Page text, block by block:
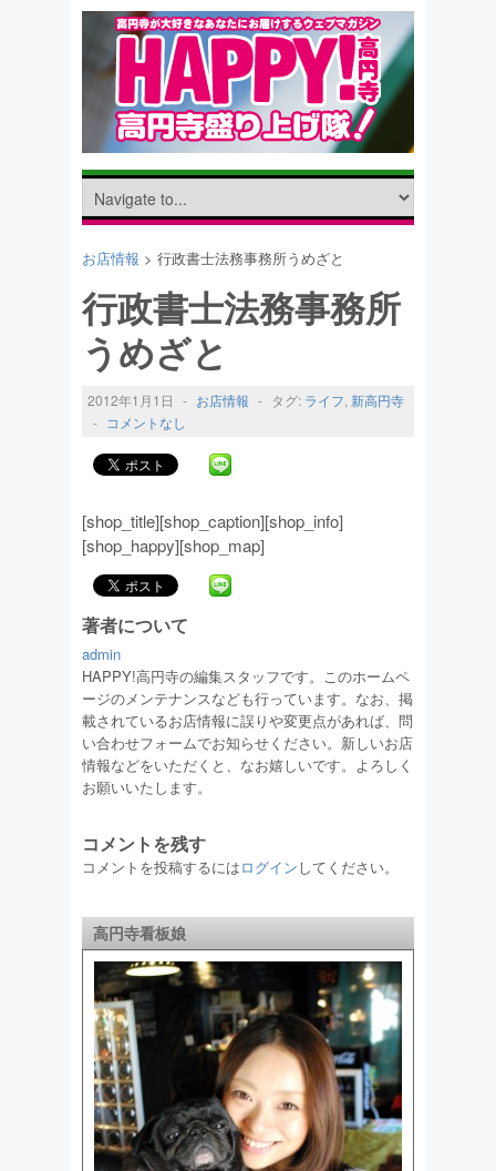
お店情報 > 行政書士法務事務所うめざと
行政書士法務事務所
うめざと
2012年1月1日 - お店情報 - タグ: ライフ, 新高円寺
- コメントなし
[shop_title][shop_caption][shop_info]
[shop_happy][shop_map]
著者について
admin
HAPPY!高円寺の編集スタッフです。このホームペ
ージのメンテナンスなども行っています。なお、掲
載されているお店情報に誤りや変更点があれば、問
い合わせフォームでお知らせください。新しいお店
情報などをいただくと、なお嬉しいです。よろしく
お願いいたします。
コメントを残す
コメントを投稿するにはログインしてください。
高円寺看板娘